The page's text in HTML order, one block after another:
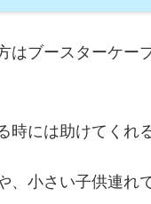
はブースターケー
時には助けてくれ
、小さい子供連れ